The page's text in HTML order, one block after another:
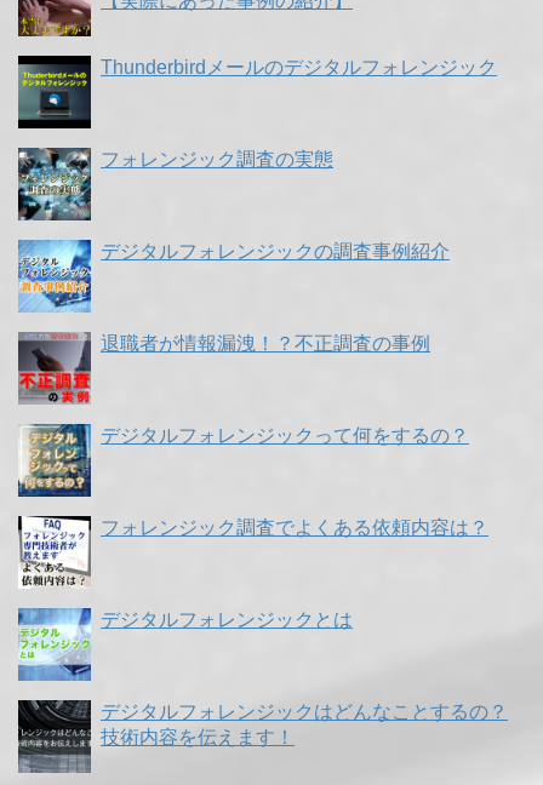
Thunderbirdメールのデジタルフォレンジック
フォレンジック調査の実態
デジタルフォレンジックの調査事例紹介
退職者が情報漏洩！？不正調査の事例
デジタルフォレンジックって何をするの？
フォレンジック調査でよくある依頼内容は？
デジタルフォレンジックとは
デジタルフォレンジックはどんなことするの？
技術内容を伝えます！